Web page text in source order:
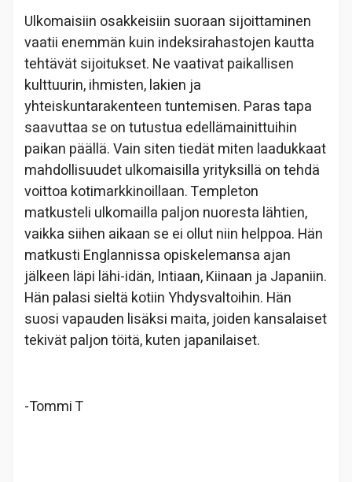
Ulkomaisiin osakkeisiin suoraan sijoittaminen
vaatii enemmän kuin indeksirahastojen kautta
tehtävät sijoitukset. Ne vaativat paikallisen
kulttuurin, ihmisten, lakien ja
yhteiskuntarakenteen tuntemisen. Paras tapa
saavuttaa se on tutustua edellämainittuihin
paikan päällä. Vain siten tiedät miten laadukkaat
mahdollisuudet ulkomaisilla yrityksillä on tehdä
voittoa kotimarkkinoillaan. Templeton
matkusteli ulkomailla paljon nuoresta lähtien,
vaikka siihen aikaan se ei ollut niin helppoa. Hän
matkusti Englannissa opiskelemansa ajan
jälkeen läpi lähi-idän, Intiaan, Kiinaan ja Japaniin.
Hän palasi sieltä kotiin Yhdysvaltoihin. Hän
suosi vapauden lisäksi maita, joiden kansalaiset
tekivät paljon töitä, kuten japanilaiset.
-Tommi T